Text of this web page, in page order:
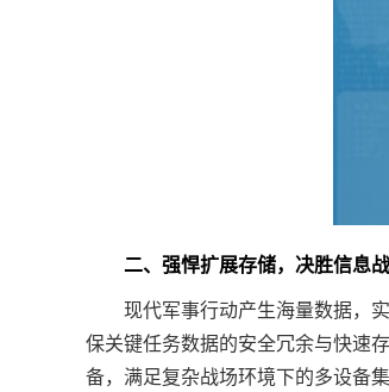
二、强悍扩展存储，决胜信息
现代军事行动产生海量数据，实
保关键任务数据的安全冗余与快速
备，满足复杂战场环境下的多设备